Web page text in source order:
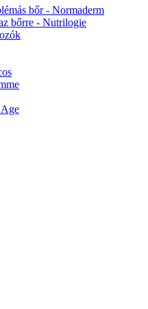
bőr - Normaderm
bőrre - Nutrilogie